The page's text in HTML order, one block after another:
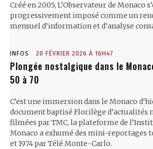
Créé en 2005, L’Observateur de Monaco
progressivement imposé comme un
mensuel d’information et d’analyse
INFOS 20 FÉVRIER 2026 À 16H47
Plongée nostalgique dans le
50 à 70
C’est une immersion dans le Monaco
document baptisé Florilège d’actualités
filmées par TMC, la plateforme de
Monaco a exhumé des mini-reportages
et 1974 par Télé Monte-Carlo.